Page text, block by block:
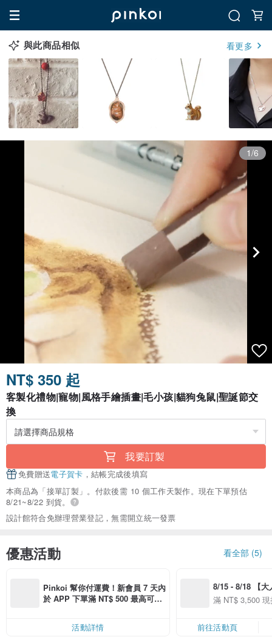
與此商品相似 看更多
1/6
NT$ 350 起
客製化禮物|寵物|風格手繪插畫|毛小孩|貓狗兔鼠|聖誕節交
換
我要訂製
免費贈送電子賀卡 ，結帳完成後填寫
本商品為「接單訂製」。付款後需 10 個工作天製作。現在下單預估
8/21~8/22 到貨。
設計館符合免辦理營業登記，無需開立統一發票
優惠活動 看全部 (5)
Pinkoi 幫你付運費！新會員 7 天內
於 APP 下單滿 NT$ 500 最高可折
活動詳情
8/15 - 8/18 【大
季】滿
滿 NT$ 3,500
前往活動頁